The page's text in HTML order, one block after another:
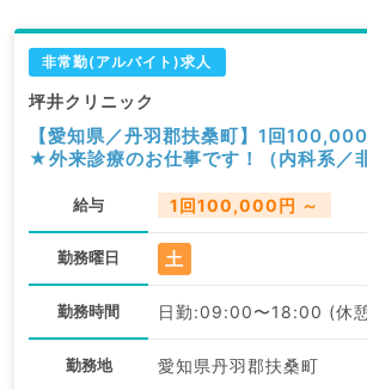
・往診対応に不安などある場合は院長
くことが可能です。
非常勤(アルバイト)求人
坪井クリニック
【愛知県／丹羽郡扶桑町】1回
★外来診療のお仕事です！（内科系／
給与 1回100,000円 ～
勤務曜日 土
勤務時間 日勤:09:00〜18:00 (休
勤務地 愛知県丹羽郡扶桑町